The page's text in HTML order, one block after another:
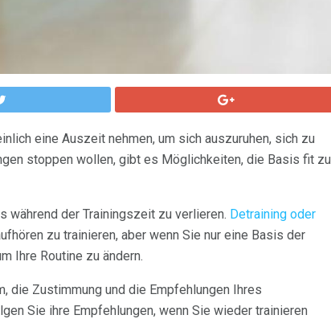
eine Auszeit nehmen, um sich auszuruhen, sich zu
stoppen wollen, gibt es Möglichkeiten, die Basis fit zu
während der Trainingszeit zu verlieren. Detraining oder
zu trainieren, aber wenn Sie nur eine Basis der
Ihre Routine zu ändern.
die Zustimmung und die Empfehlungen Ihres
Sie ihre Empfehlungen, wenn Sie wieder trainieren